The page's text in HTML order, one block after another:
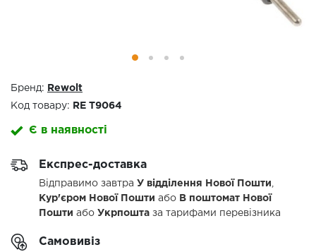
Бренд: Rewolt
Код товару: RE T9064
Є в наявності
Експрес-доставка
Відправимо завтра У відділення Нової Пошти
Кур'єром Нової Пошти або В поштомат Нової
Пошти або Укрпошта за тарифами перевізника
Самовивіз